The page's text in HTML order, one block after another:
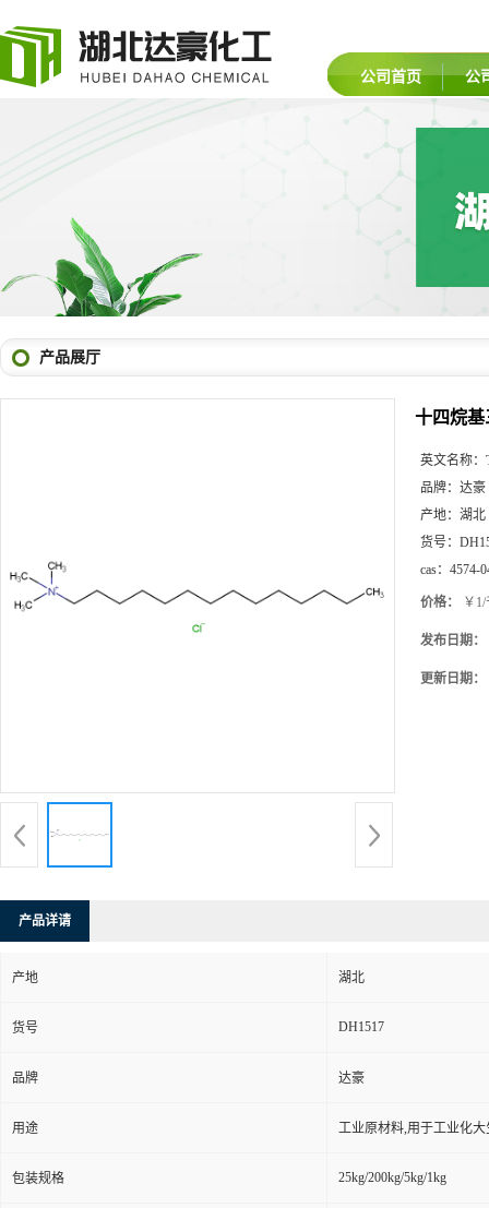
公司首页 公
产品展厅
十四烷基
英文名称：
品牌： 达豪
产地： 湖北
货号：
cas： 4574-
价格： ￥
发布日期：
更新日期：
产品详请
产地 湖北
货号 DH1517
品牌 达豪
用途 工业原材料,用于工业化大
包装规格 25kg/200kg/5kg/1kg